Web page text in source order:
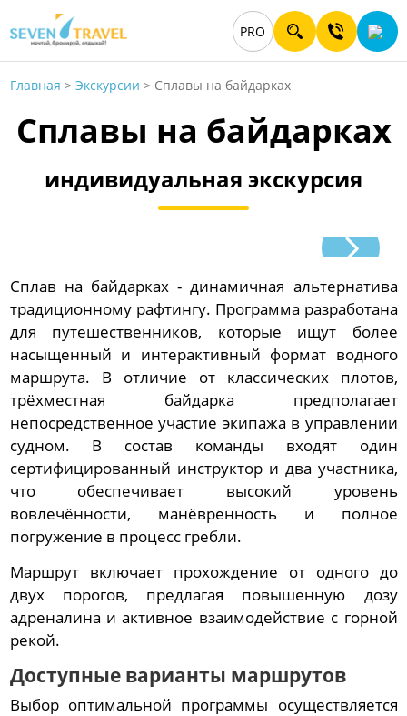
PRO
Главная > Экскурсии > Сплавы на байдарках
Сплавы на байдарках
индивидуальная экскурсия
Сплав на байдарках - динамичная альтернатива
традиционному рафтингу. Программа разработана
для путешественников, которые ищут более
насыщенный и интерактивный формат водного
маршрута. В отличие от классических плотов,
трёхместная байдарка предполагает
непосредственное участие экипажа в управлении
судном. В состав команды входят один
сертифицированный инструктор и два участника,
что обеспечивает высокий уровень
вовлечённости, манёвренность и полное
погружение в процесс гребли.
Маршрут включает прохождение от одного до
двух порогов, предлагая повышенную дозу
адреналина и активное взаимодействие с горной
рекой.
Доступные варианты маршрутов
Выбор оптимальной программы осуществляется